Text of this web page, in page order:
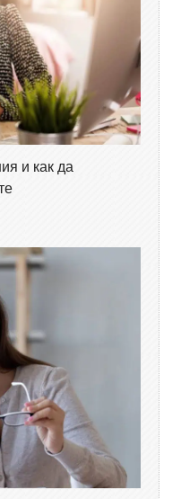
и как да